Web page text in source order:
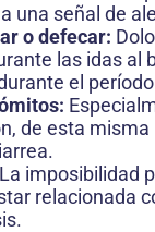
una señal de
o defecar:
las idas al
el
de esta
La imposibilidad
relacionada